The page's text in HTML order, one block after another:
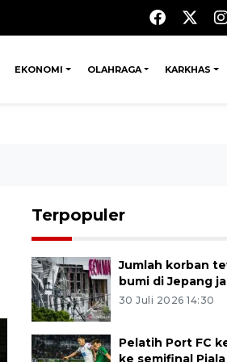
EKONOMI OLAHRAGA KARKHAS
Terpopuler
Jumlah korban
bumi di Jepang
30 Juli 2026 14:30
Pelatih Port FC
ke semifinal